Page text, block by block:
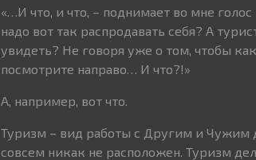
«…И что, и что, – поднимает во мне
надо вот так распродавать себя? А
увидеть? Не говоря уже о том, чтобы
посмотрите направо… И что?!»
А, например, вот что.
Туризм – вид работы с Другим и Чужим
совсем никак не расположен. Туризм